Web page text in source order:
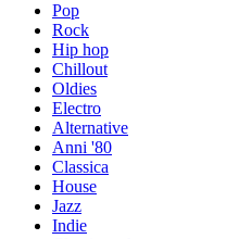
Pop
Rock
Hip hop
Chillout
Oldies
Electro
Alternative
Anni '80
Classica
House
Jazz
Indie